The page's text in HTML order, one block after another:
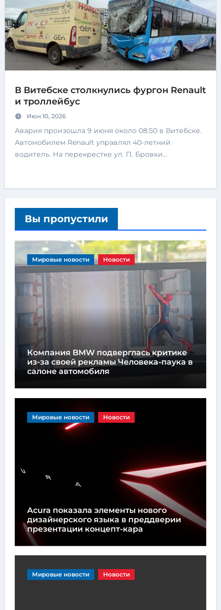
В Витебске столкнулись фургон Renault
и троллейбус
Июн 10, 2026
Авария произошла 9 июня около 08:50 в Витебске.
Автомобилем Renault управлял 40-летний
водитель. На перекрестке ул. П. Бровки…
Вы пропустили
Мировые новости Новости
Компания BMW подверглась критике
из-за своей рекламы Человека-паука в
салоне автомобиля
Мировые новости Новости
Acura показала элементы нового
дизайнерского языка в преддверии
презентации концепт-кара
Мировые новости Новости